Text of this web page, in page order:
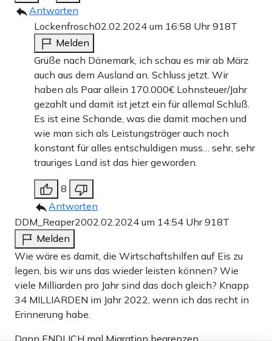
Antworten
Lockenfrosch02.02.2024 um 16:58 Uhr918T
Melden
Grüße nach Dänemark, ich schau es mir ab März
auch aus dem Ausland an. Schluss jetzt. Wir
haben als Paar allein 170.000€ Lohnsteuer/Jahr
gezahlt und damit ist jetzt ein für allemal Schluß.
Es ist eine Schande, was die damit machen und
wie man sich als Leistungsträger auch noch
konstant für alles entschuldigen muss… sehr, sehr
trauriges Land ist das hier geworden.
8
Antworten
DDM_Reaper2002.02.2024 um 14:54 Uhr918T
Melden
Wie wäre es damit, die Wirtschaftshilfen auf Eis zu
legen, bis wir uns das wieder leisten können? Wie
viele Milliarden pro Jahr sind das doch gleich? Knapp
34 MILLIARDEN im Jahr 2022, wenn ich das recht in
Erinnerung habe.